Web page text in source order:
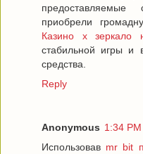
приобрели
Казино x зеркало
стабильной игры и
средства.
Reply
Anonymous 1:34 PM
Использовав mr bit